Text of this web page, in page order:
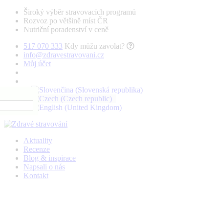
Široký výběr stravovacích programů
Rozvoz po většině míst ČR
Nutriční poradenství v ceně
517 070 333 Kdy můžu zavolat?
info@zdravestravovani.cz
Můj účet
Aktuality
Recenze
Blog & inspirace
Napsali o nás
Kontakt